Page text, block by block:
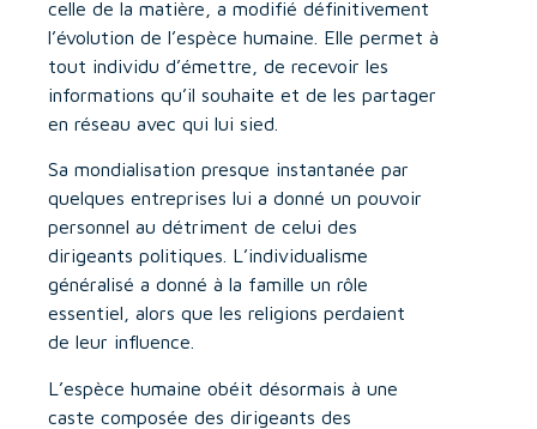
celle de la matière, a modifié définitivement
l’évolution de l’espèce humaine. Elle permet à
tout individu d’émettre, de recevoir les
informations qu’il souhaite et de les partager
en réseau avec qui lui sied.
Sa mondialisation presque instantanée par
quelques entreprises lui a donné un pouvoir
personnel au détriment de celui des
dirigeants politiques. L’individualisme
généralisé a donné à la famille un rôle
essentiel, alors que les religions perdaient
de leur influence.
L’espèce humaine obéit désormais à une
caste composée des dirigeants des